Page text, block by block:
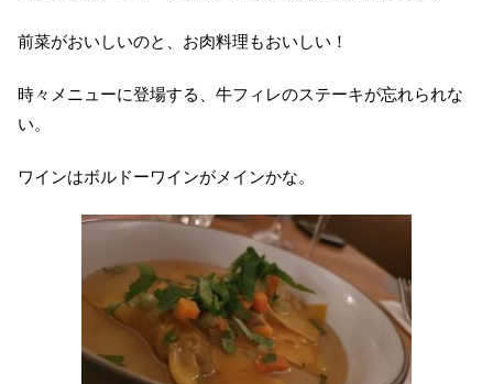
前菜がおいしいのと、お肉料理もおいしい！
時々メニューに登場する、牛フィレのステーキが忘れられな
い。
ワインはボルドーワインがメインかな。